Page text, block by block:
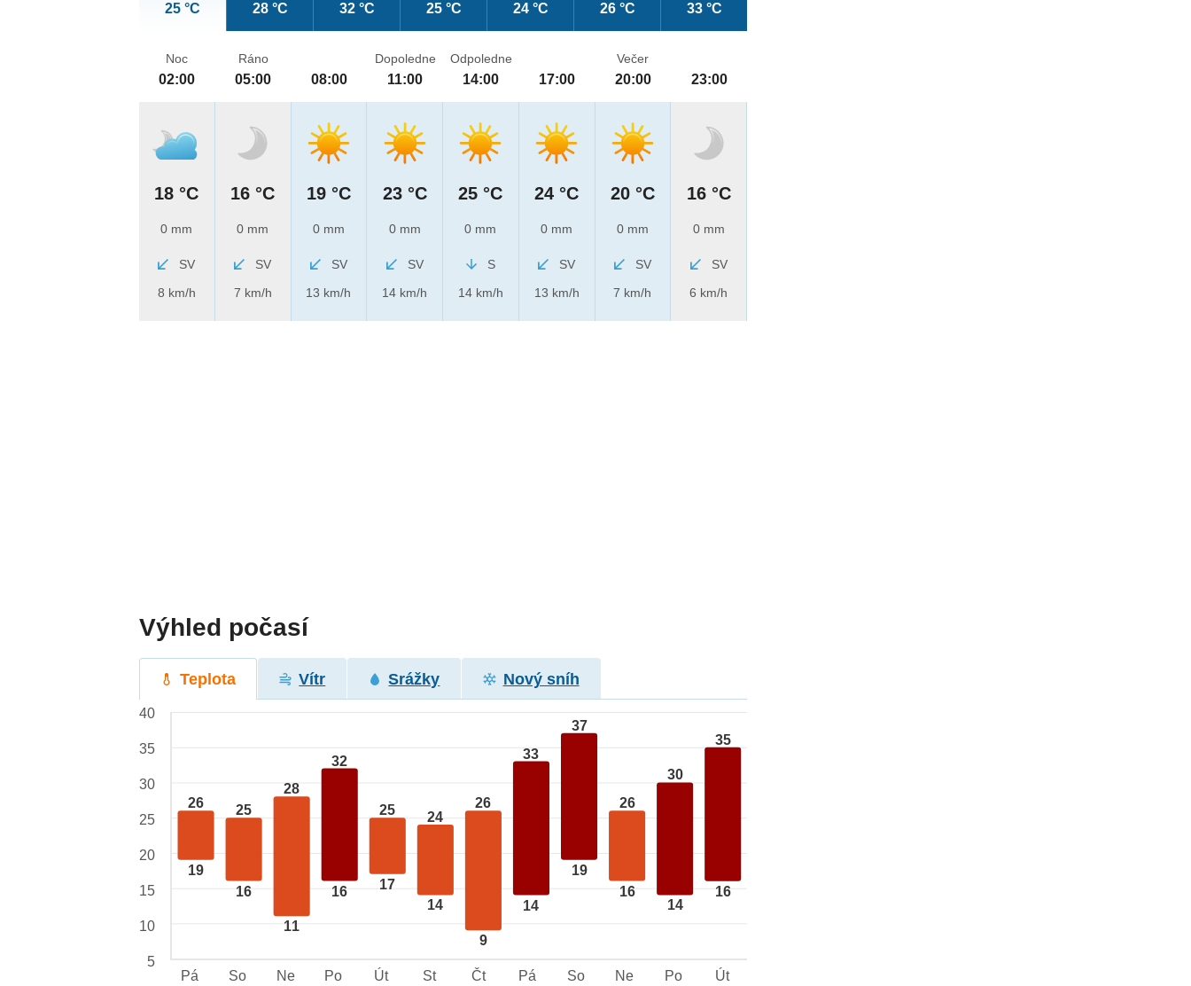
25 °C 28 °C 32 °C 25 °C 24 °C 26 °C 33 °C
Noc
02:00
18 °C
0 mm
SV
8 km/h
Ráno
05:00
16 °C
0 mm
SV
7 km/h
08:00
19 °C
0 mm
SV
13 km/h
Dopoledne
11:00
23 °C
0 mm
SV
14 km/h
Odpoledne
14:00
25 °C
0 mm
S
14 km/h
17:00
24 °C
0 mm
SV
13 km/h
Večer
20:00
20 °C
0 mm
SV
7 km/h
23:00
16 °C
0 mm
SV
6 km/h
Výhled počasí
Teplota Vítr Srážky Nový sníh
26
19
25
16
28
11
32
16
25
17
24
14
26
9
33
14
37
19
26
16
30
14
35
16
40
35
30
25
20
15
10
5
Pá
So Ne Po Út St Čt Pá So Ne Po Út